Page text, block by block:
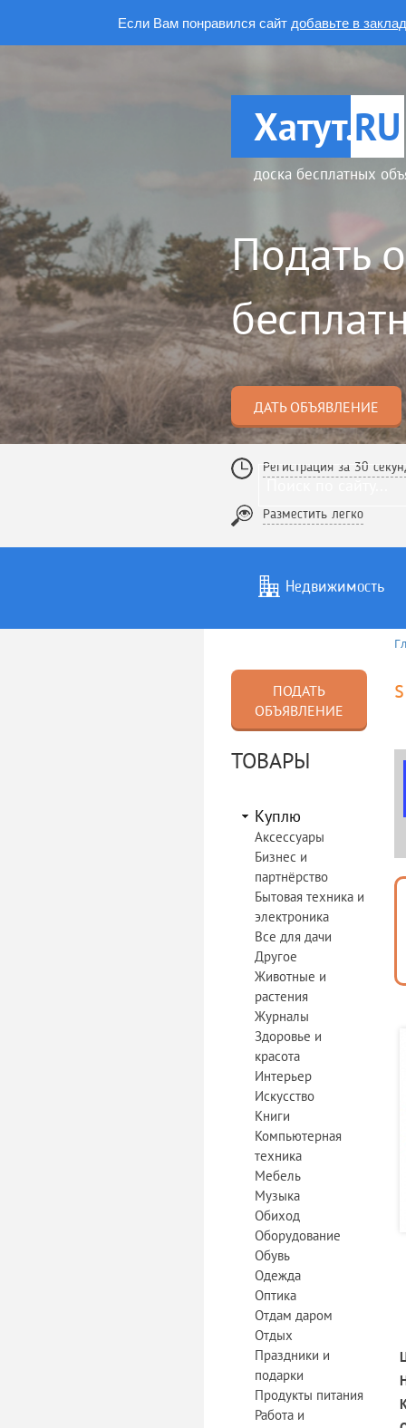
Если Вам понравился сайт добавьте в
Хатут.RU
доска бесплатных
Подать
ДАТЬ ОБЪЯВЛЕНИЕ
Регистрация за 30
Разместить легко
Недвижимость
Услуги
ПОДАТЬ
ОБЪЯВЛЕНИЕ
ТОВАРЫ
Куплю
Аксессуары
Бизнес и
партнёрство
Бытовая техника и
электроника
Все для дачи
Другое
Животные и
растения
Журналы
Здоровье и
красота
Интерьер
Искусство
Книги
Компьютерная
техника
Мебель
Музыка
Обиход
Оборудование
Обувь
Одежда
Оптика
Отдам даром
Отдых
Праздники и
подарки
Продукты питания
Работа и